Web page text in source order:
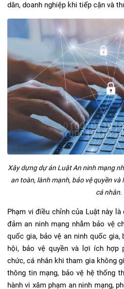
dân, doanh nghiệp khi tiếp cận và
Xây dựng dự án Luật An ninh mạng
an toàn, lành mạnh, bảo vệ quyền
cá nhân.
Phạm vi điều chỉnh của Luật này
đảm an ninh mạng nhằm bảo vệ
quốc gia, bảo vệ an ninh quốc
hội, bảo vệ quyền và lợi ích hợp
chức, cá nhân khi tham gia không
thông tin mạng, bảo vệ hệ thống
hành vi xâm phạm an ninh mạng,